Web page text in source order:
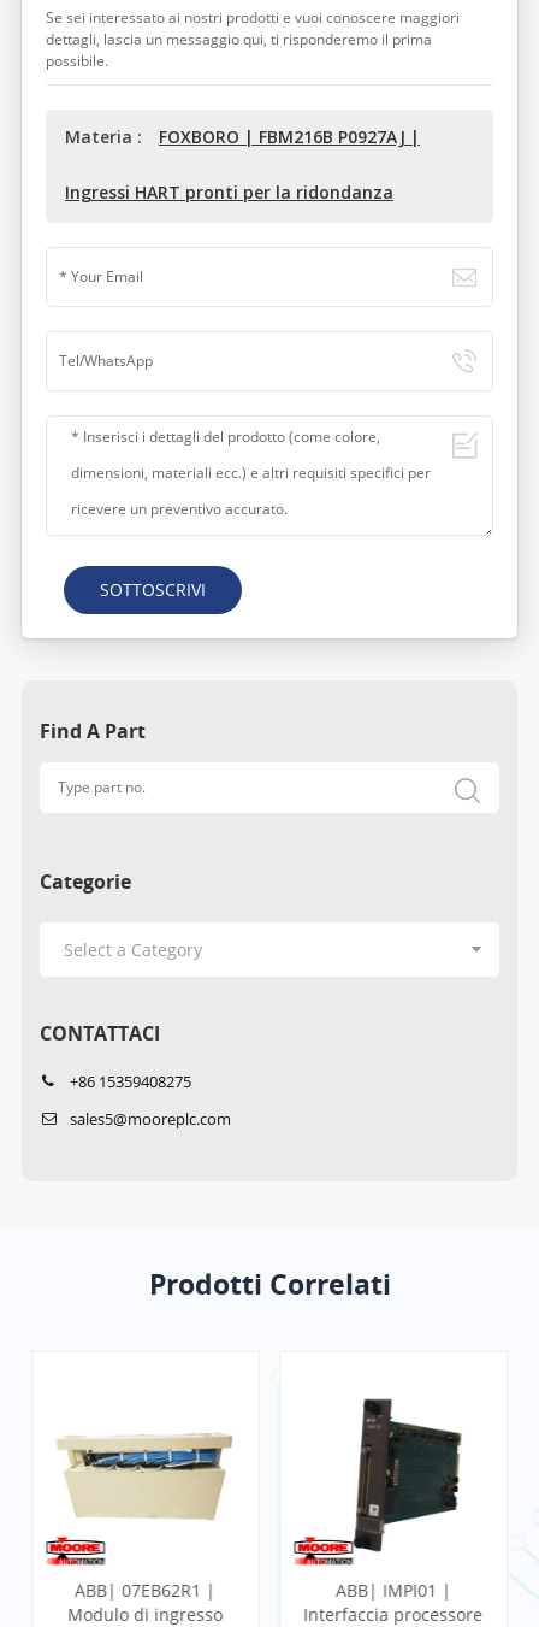
Se sei interessato ai nostri prodotti e vuoi conoscere maggiori
dettagli, lascia un messaggio qui, ti risponderemo il prima
possibile.
Materia : FOXBORO | FBM216B P0927AJ |
Ingressi HART pronti per la ridondanza
SOTTOSCRIVI
Find A Part
Categorie
CONTATTACI
+86 15359408275
sales5@mooreplc.com
Prodotti Correlati
ABB| 07EB62R1 |
Modulo di ingresso
ABB| IMPI01 |
Interfaccia processore